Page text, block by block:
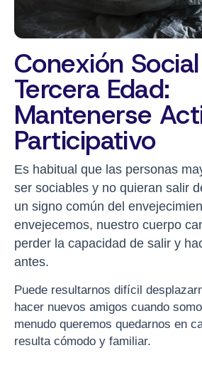
Conexión
Tercera Edad:
Mantenerse
Participativo
Es habitual que las personas
ser sociables y no quieran salir
un signo común del
envejecemos, nuestro cuerpo
perder la capacidad de salir y
antes.
Puede resultarnos difícil
hacer nuevos amigos cuando
menudo queremos quedarnos en
resulta cómodo y familiar.